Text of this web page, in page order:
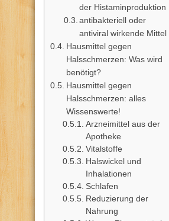
der Histaminproduktion
antibakteriell oder
antiviral wirkende Mittel
Hausmittel gegen
Halsschmerzen: Was wird
benötigt?
Hausmittel gegen
Halsschmerzen: alles
Wissenswerte!
Arzneimittel aus der
Apotheke
Vitalstoffe
Halswickel und
Inhalationen
Schlafen
Reduzierung der
Nahrung